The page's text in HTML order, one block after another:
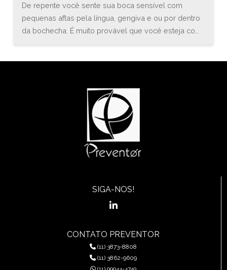
De repente você sente sua boca sensível com
pequenas aftas pela língua, gengiva e ou por dentro
da bochecha. É muito provável que você esteja com
estruturas da cavidade oral (boca) e orofaringe, que
pode envolver a região das bochechas, gengivas,
língua, lábios, garganta, ou assoalho da boca.”
SIGA-NOS!
CONTATO PREVENTOR
(11) 3873-8808
(11) 3862-9609